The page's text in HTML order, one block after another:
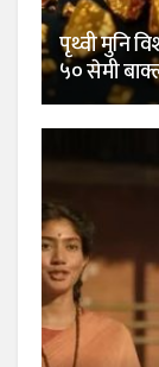
पृथ्वी मुनि
५० सेमी